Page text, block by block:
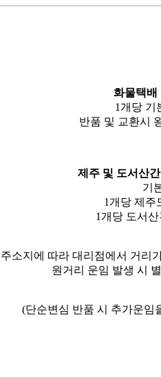
화물택배
1개당 기
반품 및 교환시
제주 및 도서산
기
1개당 제주
1개당 도서산
소지에 따라 대리점에서 거리
원거리 운임 발생 시
(단순변심 반품 시 추가운임